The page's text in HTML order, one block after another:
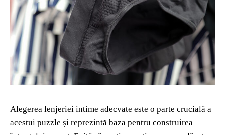
Alegerea lenjeriei intime adecvate este o parte crucială a
acestui puzzle și reprezintă baza pentru construirea